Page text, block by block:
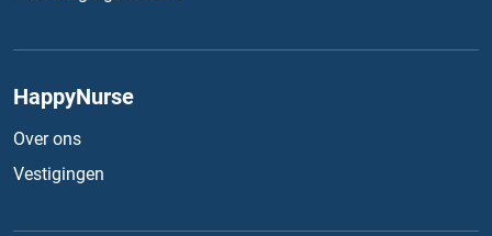
HappyNurse
Over ons
Vestigingen